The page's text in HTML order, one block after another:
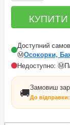
Доступний
Ⓜ️Осокорки,
Недоступно:
🚚Замовиш
До відправки: